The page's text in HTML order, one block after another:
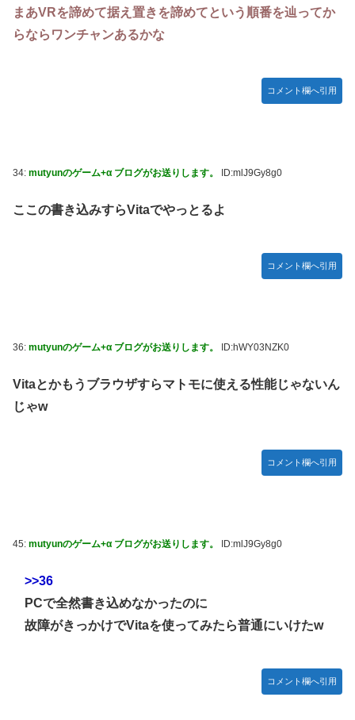
まあVRを諦めて据え置きを諦めてという順番を辿ってか
らならワンチャンあるかな
コメント欄へ引用
34: mutyunのゲーム+α ブログがお送りします。 ID:mlJ9Gy8g0
ここの書き込みすらVitaでやっとるよ
コメント欄へ引用
36: mutyunのゲーム+α ブログがお送りします。 ID:hWY03NZK0
Vitaとかもうブラウザすらマトモに使える性能じゃないん
じゃw
コメント欄へ引用
45: mutyunのゲーム+α ブログがお送りします。 ID:mlJ9Gy8g0
>>36
PCで全然書き込めなかったのに
故障がきっかけでVitaを使ってみたら普通にいけたw
コメント欄へ引用